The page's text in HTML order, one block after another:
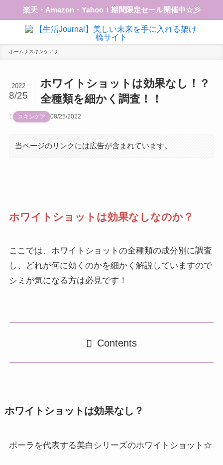
楽天・Amazon・Yahoo！期間限定セール開催中☆彡
ホーム スキンケア
ホワイトショットは効果なし！？
全種類を細かく調査！！
2022
8/25
スキンケア 08/25/2022
当ページのリンクには広告が含まれています。
ホワイトショットは効果なしなのか？
ここでは、ホワイトショットの全種類の成分別に調査
し、どれが何に効くのかを細かく解説していますので
シミが気になる方は必見です！
Contents
ホワイトショットは効果なし？
ポーラを代表する美白シリーズのホワイトショット☆